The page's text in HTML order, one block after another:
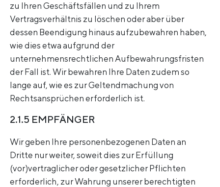
zu Ihren Geschäftsfällen und zu Ihrem
Vertragsverhältnis zu löschen oder aber über
dessen Beendigung hinaus aufzubewahren haben,
wie dies etwa aufgrund der
unternehmensrechtlichen Aufbewahrungsfristen
der Fall ist. Wir bewahren Ihre Daten zudem so
lange auf, wie es zur Geltendmachung von
Rechtsansprüchen erforderlich ist.
2.1.5 EMPFÄNGER
Wir geben Ihre personenbezogenen Daten an
Dritte nur weiter, soweit dies zur Erfüllung
(vor)vertraglicher oder gesetzlicher Pflichten
erforderlich, zur Wahrung unserer berechtigten